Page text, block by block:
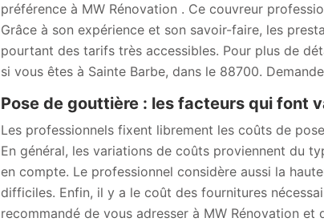
préférence à MW Rénovation . Ce couvreur
Grâce à son expérience et son savoir-faire, les
pourtant des tarifs très accessibles. Pour plus de
si vous êtes à Sainte Barbe, dans le 88700.
Pose de gouttière : les facteurs qui font
Les professionnels fixent librement les coûts de
En général, les variations de coûts proviennent du
en compte. Le professionnel considère aussi la
difficiles. Enfin, il y a le coût des fournitures
recommandé de vous adresser à MW Rénovation et